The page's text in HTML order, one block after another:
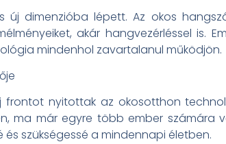
új dimenzióba lépett. Az okos
akár hangvezérléssel is.
mindenhol zavartalanul működjön.
frontot nyitottak az okosotthon
ma már egyre több ember számára
szükségessé a mindennapi életben.